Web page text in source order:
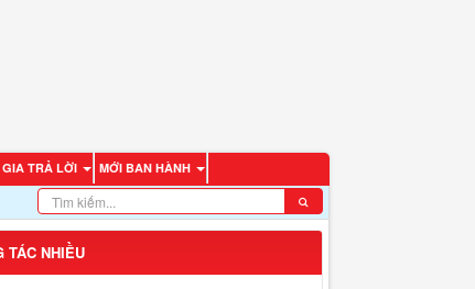
TRẢ LỜI MỚI BAN HÀNH
TÁC NHIỀU